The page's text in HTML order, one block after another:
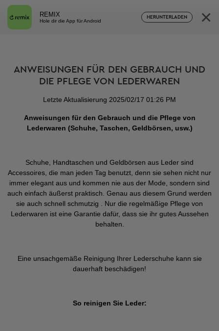
REMIX
Hole dir die App für Android
HERUNTERLADEN ×
ANWEISUNGEN FÜR DEN GEBRAUCH UND
DIE PFLEGE VON LEDERWAREN
Letzte Aktualisierung 2025/02/17 01:26 PM
Anweisungen für den Gebrauch und die Pflege von
Lederwaren (Schuhe, Taschen, Geldbörsen, usw.)
Schuhe, Handtaschen und Geldbörsen aus Leder sind
Accessoires, die man jeden Tag benutzt, denn sie sehen nicht nur
immer elegant aus und kommen nie aus der Mode, sondern sind
auch einfach äußerst praktisch. Genau aus diesem Grund werden
sie auch schnell schmutzig . Nur die regelmäßige Pflege von
Lederwaren ist eine Garantie dafür, dass sie ihr gutes Aussehen
behalten.
Eine unsachgemäße Reinigung Ihrer Lederschuhe kann sie
dauerhaft beschädigen!
So reinigen Sie Leder: